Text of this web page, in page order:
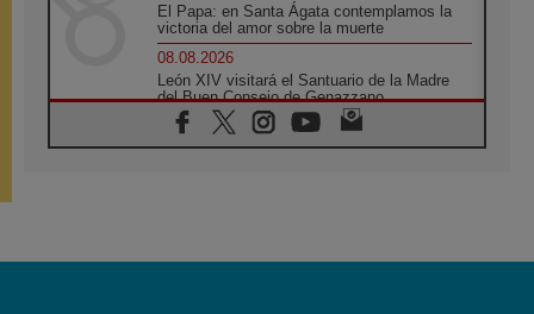
El Papa: en Santa Ágata contemplamos la
victoria del amor sobre la muerte
08.08.2026
León XIV visitará el Santuario de la Madre
del Buen Consejo de Genazzano
07.08.2026
Filipinas: el Vicariato Apostólico de Calapán
07.08.2026